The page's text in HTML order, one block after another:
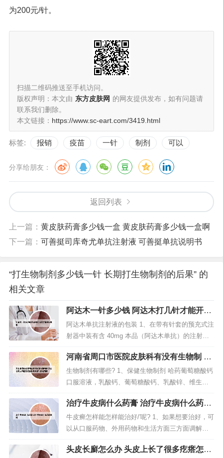
为200元/针。
扫描二维码推送至手机访问。
版权声明：本文由 东方皮肤网 的网友提供发布，如有问题请
联系我们删除。
本文链接： https://www.sc-eart.com/3419.html
标签: 报销 疫苗 一针 制剂 可以
分享给朋友：
返回列表
上一篇： 黄皮肤药膏多少钱一盒 黄皮肤药膏多少钱一盒啊
下一篇： 可善挺司库奇尤单抗注射液 可善挺单抗说明书
“打生物制剂多少钱一针 长期打生物制剂的后果” 的
相关文章
阿达木一针多少钱 阿达木打几针才能开始
缓解
阿达木单抗注射液的包装 1、在带有针套的预充式注
射器中装有含 40mg 本品（阿达木单抗）的注射用
溶液。在发泡包装内含有一支带有针套的预充式注
射器（0.8ml 无菌溶液），附一个酒精棉擦。包装规
格：1）1 支/盒，2）2支/盒。2、在冰箱内储存（2~
8℃），注射器或药物应保存在包装盒内，不能进行
冷冻...
河南省周口市医院皮肤科有没有生物制 河
南省周口市医院皮肤科有没有生物制剂啊
生物制剂有哪些? 1、保健生物制剂 哈药葡萄糖酸钙
口服溶液，乳酸钙、葡萄糖酸钙、乳酸锌、维生素
D。瑞卡福抑菌喷剂，主要成分为乳酸、乳酸菌、乳
酸菌素等。主要功效为抑菌止痒，生殖感染类疾病
的护理。2、医用生物制剂 ：医用生物制剂的生产，
如疫苗，广谱生物制剂等的生产除具有像所有药物
生产的要求外，还具有一系...
治疗牛皮病什么药膏 治疗牛皮病什么药膏
最好
牛皮癣怎样能怎样能治好/′呢? 1、如果想要治好，可
以从口服药物、外用药物和生活方面三方面调解，
口服方面建议选择使用枸地氯雷他定胶囊或者盐酸
氮卓斯汀等抗组胺类的药物，可以最大限度缓解局
头皮长廯怎么办 头皮上长了很多疙瘩怎么